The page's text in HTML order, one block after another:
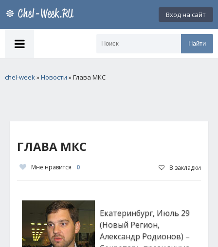
Вход на сайт
Найти
chel-week»Новости » Глава МКС
ГЛАВА МКС
Мне нравится 0 В закладки
Екатеринбург, Июль 29
(Новый Регион,
Александр Родионов) –